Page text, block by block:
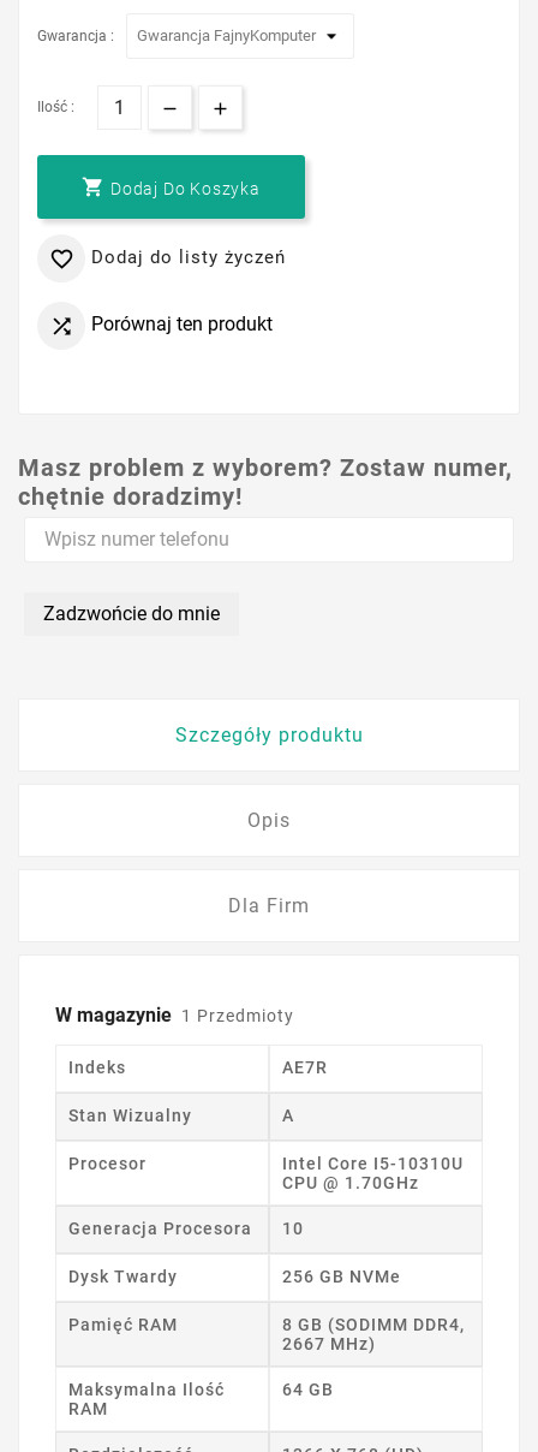
Gwarancja :
Ilość :
 Dodaj Do Koszyka
 Dodaj do listy życzeń
 Porównaj ten produkt
Masz problem z wyborem? Zostaw numer,
chętnie doradzimy!
Zadzwońcie do mnie
Szczegóły produktu
Opis
Dla Firm
W magazynie 1 Przedmioty
Indeks AE7R
Stan Wizualny A
Procesor
Intel Core I5-10310U
CPU @ 1.70GHz
Generacja Procesora 10
Dysk Twardy 256 GB NVMe
Pamięć RAM
8 GB (SODIMM DDR4,
2667 MHz)
Maksymalna Ilość
RAM
64 GB